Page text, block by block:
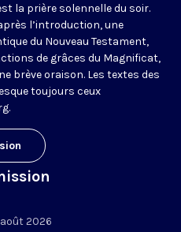
la prière solennelle du soir.
l’introduction, une
du Nouveau Testament,
de grâces du Magnificat,
brève oraison. Les textes des
toujours ceux
.
2026